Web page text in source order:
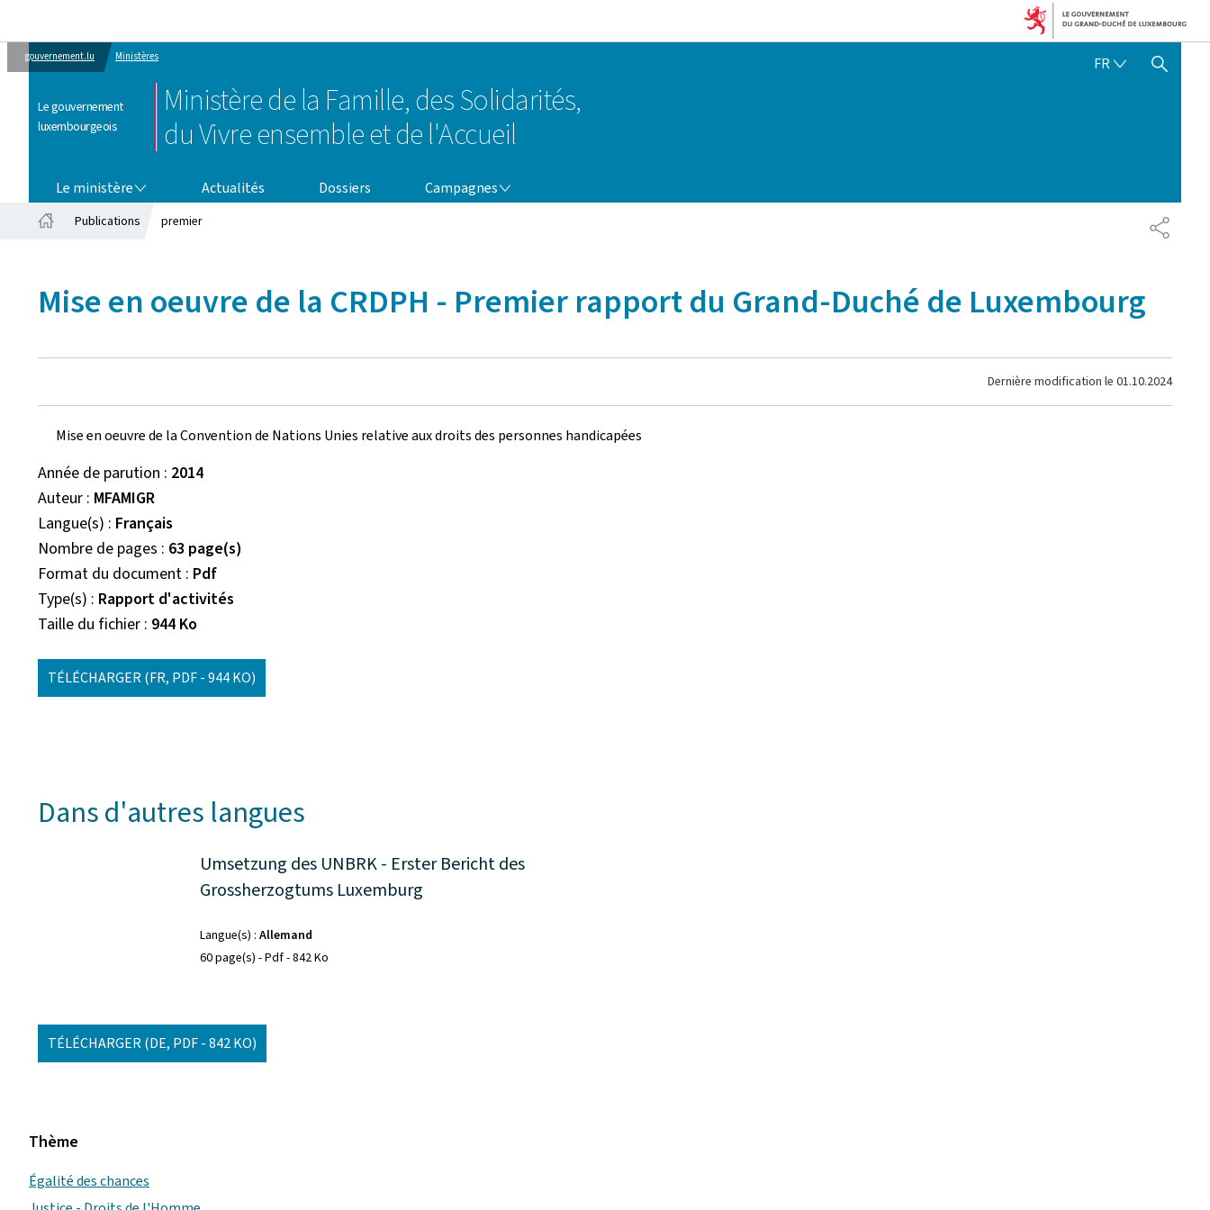
gouvernement.lu Ministères
Le gouvernement
luxembourgeois
Ministère de la Famille, des Solidarités,
du Vivre ensemble et de l'Accueil
FRFRANÇAIS
AFFICHER / MASQUER
Le ministère Actualités Dossiers Campagnes
Publications premier
Mise en oeuvre de la CRDPH - Premier rapport du Grand-Duché de Luxembourg
Dernière modification le 01.10.2024
Mise en oeuvre de la Convention de Nations Unies relative aux droits des personnes handicapées
Année de parution 2014
Auteur MFAMIGR
Langue(s) Français
Nombre de pages 63 page(s)
Format du document Pdf
Type(s) Rapport d'activités
Taille du fichier 944 Ko
TÉLÉCHARGER(FR, PDF - 944 KO)
Dans d'autres langues
Umsetzung des UNBRK - Erster Bericht des
Grossherzogtums Luxemburg
Langue(s) Allemand
60 page(s) Pdf 842 Ko
TÉLÉCHARGER(DE, PDF - 842 KO)
Thème
Égalité des chances